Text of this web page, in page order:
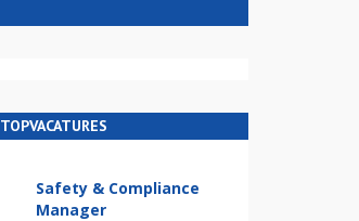
TOPVACATURES
Safety & Compliance
Manager